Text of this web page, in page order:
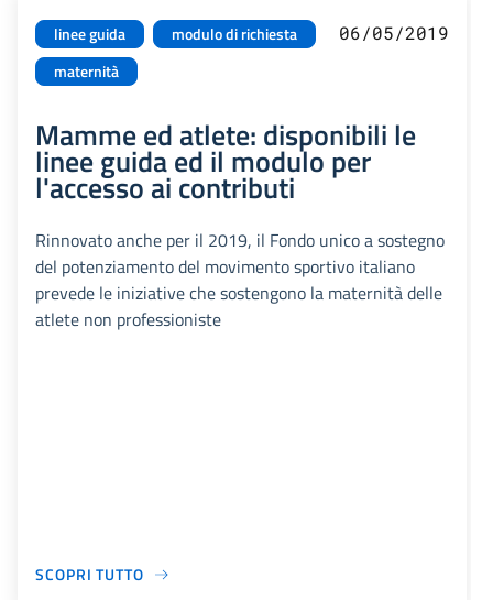
linee guida
modulo di richiesta
maternità
06/05/2019
Mamme ed atlete: disponibili le
linee guida ed il modulo per
l'accesso ai contributi
Rinnovato anche per il 2019, il Fondo unico a sostegno
del potenziamento del movimento sportivo italiano
prevede le iniziative che sostengono la maternità delle
atlete non professioniste
SCOPRI TUTTO